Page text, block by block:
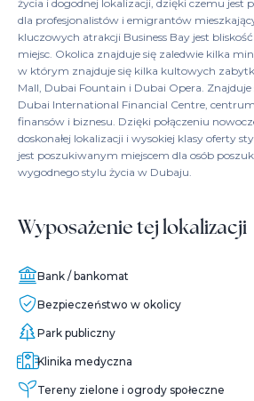
życia i dogodnej lokalizacji, dzięki czemu
dla profesjonalistów i emigrantów
kluczowych atrakcji Business Bay jest
miejsc. Okolica znajduje się zaledwie kilka
w którym znajduje się kilka kultowych
Mall, Dubai Fountain i Dubai Opera.
Dubai International Financial Centre,
finansów i biznesu. Dzięki połączeniu
doskonałej lokalizacji i wysokiej klasy oferty
jest poszukiwanym miejscem dla osób
wygodnego stylu życia w Dubaju.
Wyposażenie tej lokalizacji
Bank / bankomat
Bezpieczeństwo w okolicy
Park publiczny
Klinika medyczna
Tereny zielone i ogrody społeczne